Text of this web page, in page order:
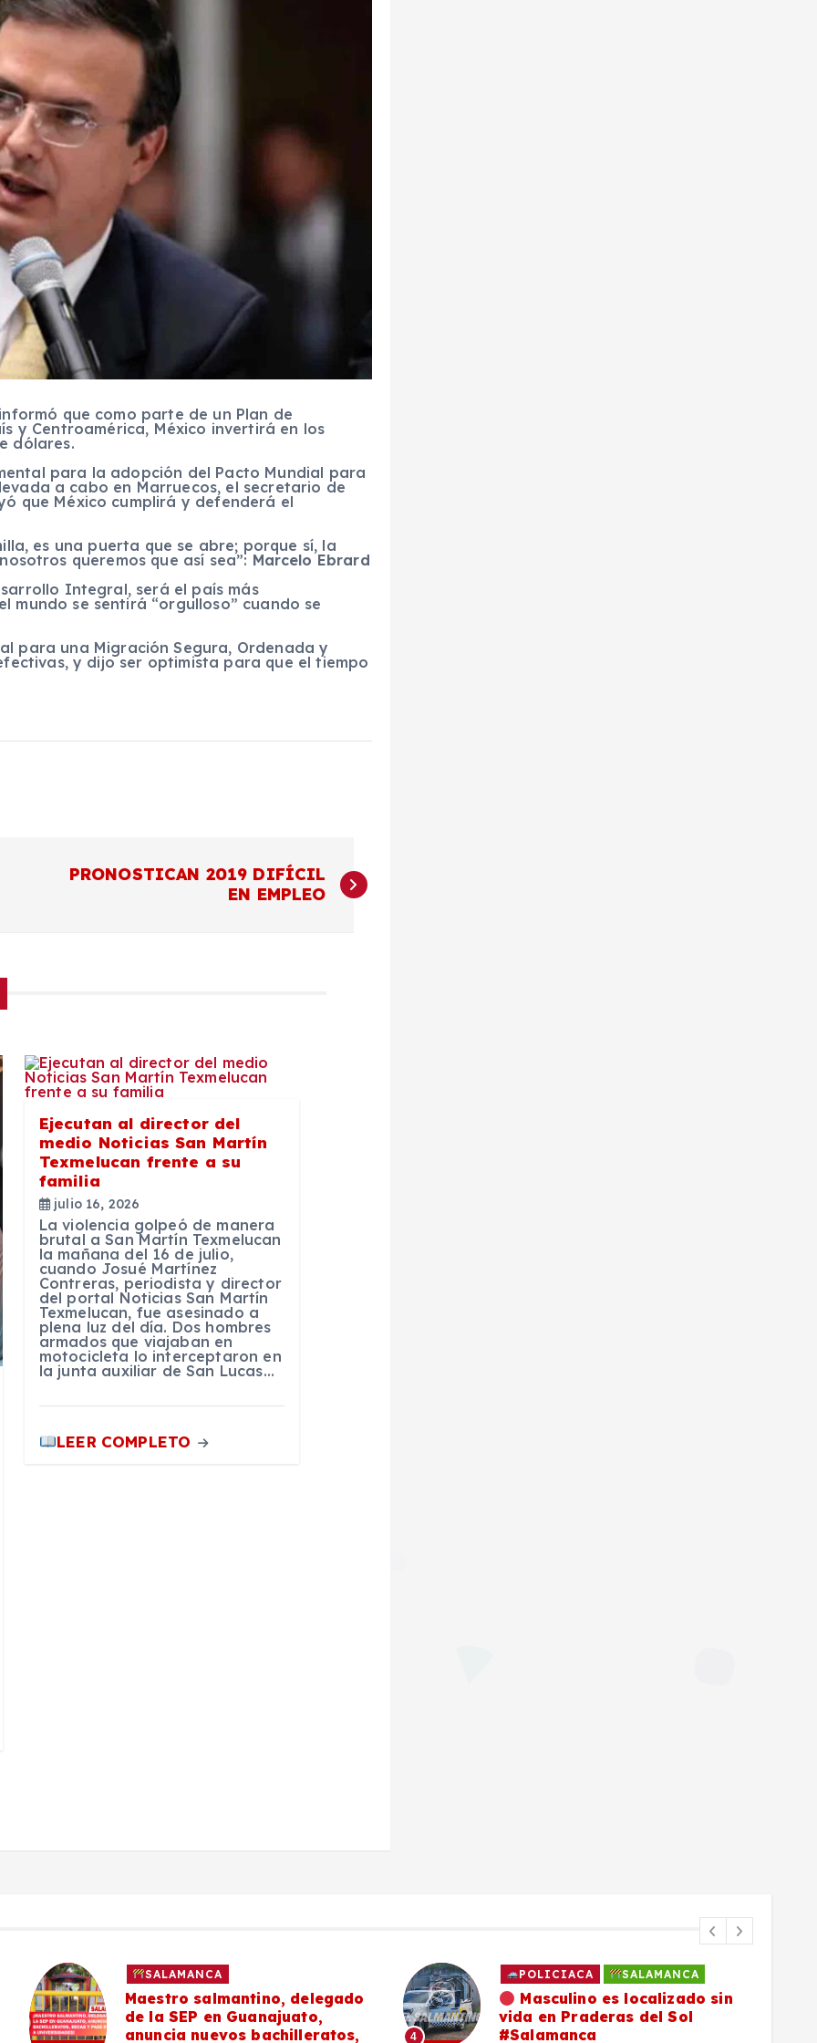
que como parte de un Plan de
y Centroamérica, México invertirá en los
dólares.
para la adopción del Pacto Mundial para
a cabo en Marruecos, el secretario de
que México cumplirá y defenderá el
es una puerta que se abre; porque sí, la
queremos que así sea”: Marcelo Ebrard
Integral, será el país más
mundo se sentirá “orgulloso” cuando se
para una Migración Segura, Ordenada y
y dijo ser optimista para que el tiempo
PRONOSTICAN 2019 DIFÍCIL
EN EMPLEO
Ejecutan al director del
medio Noticias San Martín
Texmelucan frente a su
familia
julio 16, 2026
La violencia golpeó de manera
brutal a San Martín Texmelucan
la mañana del 16 de julio,
cuando Josué Martínez
Contreras, periodista y director
del portal Noticias San Martín
Texmelucan, fue asesinado a
plena luz del día. Dos hombres
armados que viajaban en
motocicleta lo interceptaron en
la junta auxiliar de San Lucas…
LEER COMPLETO
SALAMANCA
Maestro salmantino, delegado
de la SEP en Guanajuato,
anuncia nuevos bachilleratos,
4
POLICIACA SALAMANCA
Masculino es localizado sin
vida en Praderas del Sol
#Salamanca